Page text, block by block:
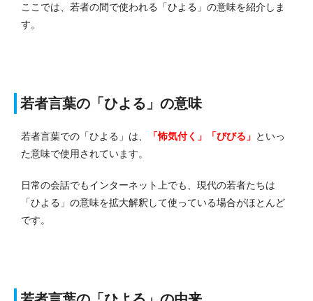
ここでは、若者の間で使われる「ひよる」の意味を紹介しま
す。
若者言葉の「ひよる」の意味
若者言葉での「ひよる」は、 「怖気付く」「びびる」 といっ
た意味で使用されています。
日常の会話でもインターネット上でも、現代の若者たちは
「ひよる」の意味を拡大解釈して使っている場合がほとんど
です。